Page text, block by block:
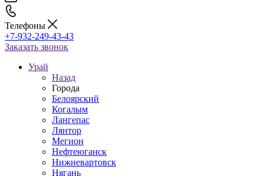
Телефоны
+7-932-249-43-43
Заказать звонок
Урай
Назад
Города
Белоярский
Когалым
Лангепас
Лянтор
Мегион
Нефтеюганск
Нижневартовск
Нягань